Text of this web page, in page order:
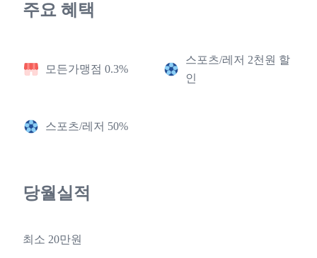
주요 혜택
모든가맹점 0.3%
스포츠/레저 2천원 할
인
스포츠/레저 50%
당월실적
최소 20만원